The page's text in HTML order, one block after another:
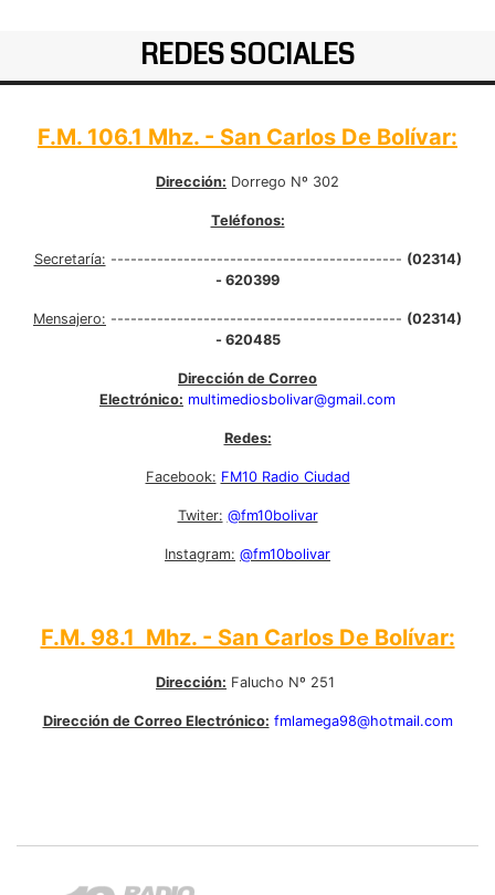
REDES SOCIALES
F.M. 106.1 Mhz. - San Carlos De Bolívar:
Dirección: Dorrego Nº 302
Teléfonos:
Secretaría: -------------------------------------------- (02314)
- 620399
Mensajero: -------------------------------------------- (02314)
- 620485
Dirección de Correo
Electrónico: multimediosbolivar@gmail.com
Redes:
Facebook: FM10 Radio Ciudad
Twiter: @fm10bolivar
Instagram: @fm10bolivar
F.M. 98.1 Mhz. - San Carlos De Bolívar:
Dirección: Falucho Nº 251
Dirección de Correo Electrónico: fmlamega98@hotmail.com